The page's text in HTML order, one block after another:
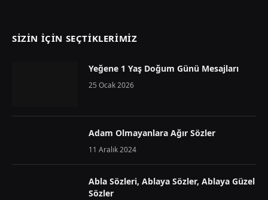
SIZIN İÇIN SEÇTIKLERIMIZ
Yeğene 1 Yaş Doğum Günü Mesajları
25 Ocak 2026
Adam Olmayanlara Ağır Sözler
11 Aralık 2024
Abla Sözleri, Ablaya Sözler, Ablaya Güzel
Sözler